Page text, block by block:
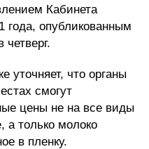
Кабинета
года, опубликованным
четверг.
уточняет, что органы
смогут
цены не на все виды
а только молоко
в пленку.